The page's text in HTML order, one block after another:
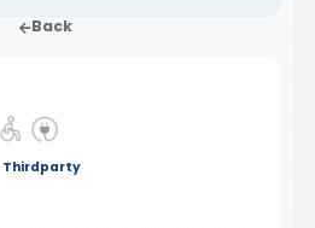
Back
Thirdparty